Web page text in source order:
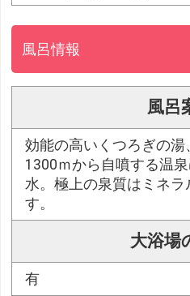
風呂情報
風呂
効能の高いくつろぎの
1300ｍから自噴する温
水。極上の泉質はミネラ
す。
大浴場
有